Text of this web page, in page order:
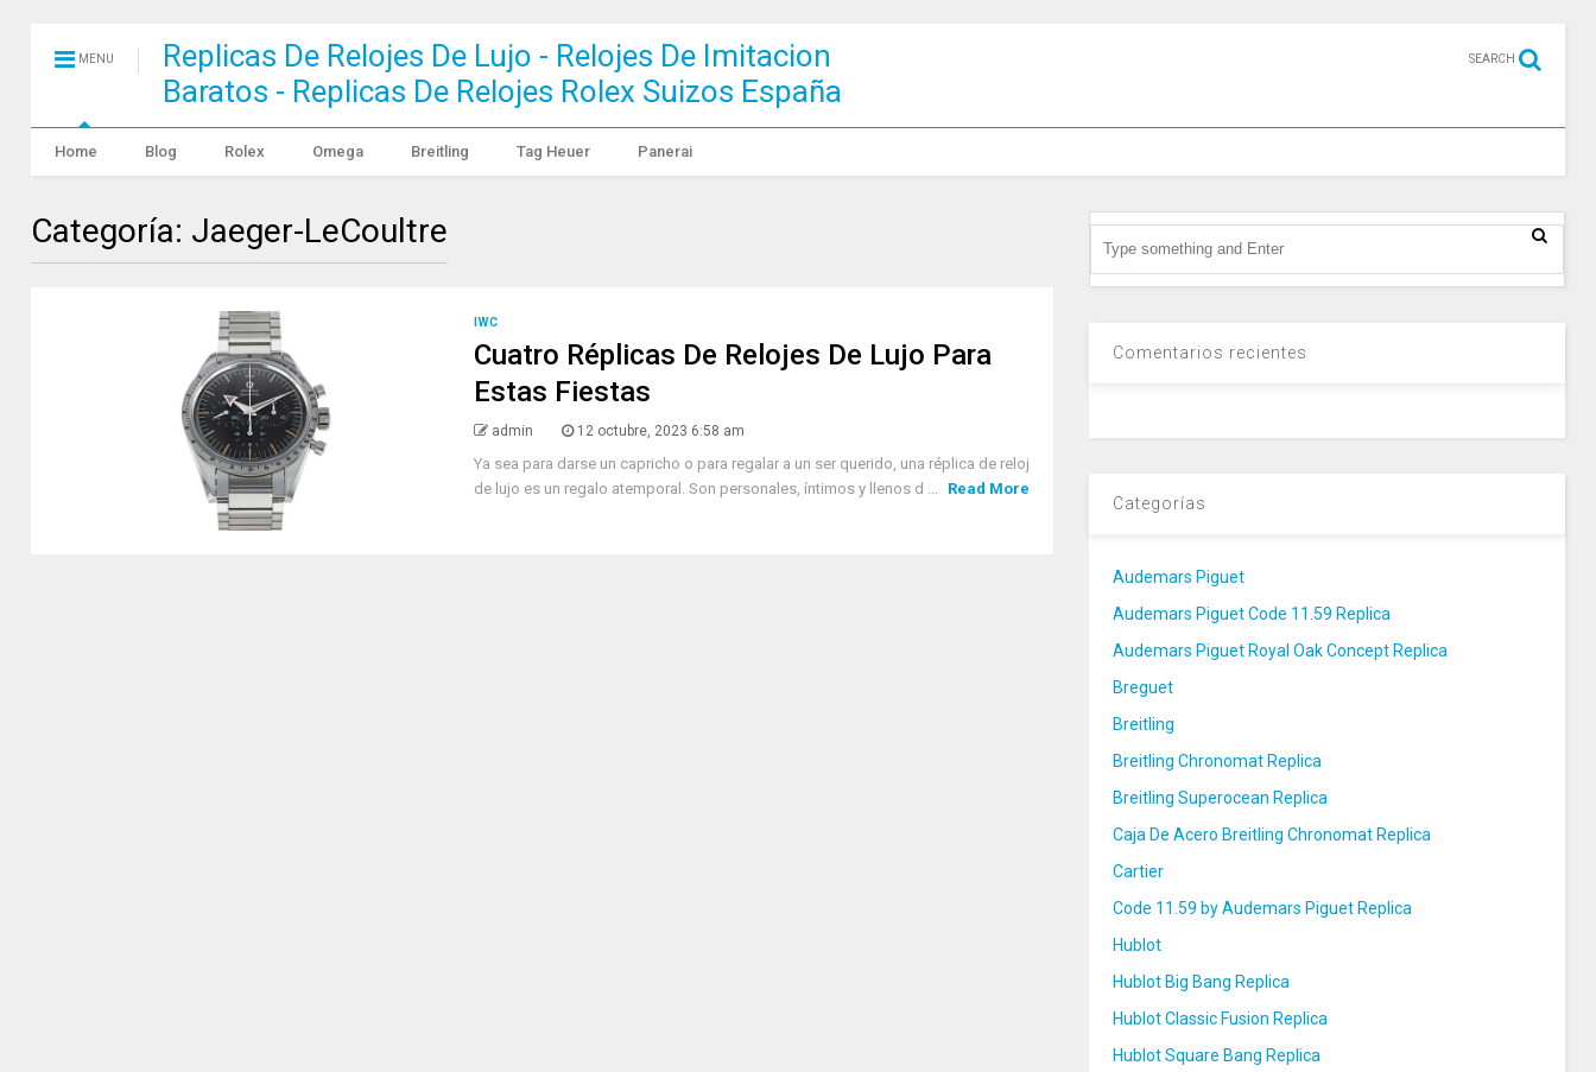
MENU
Replicas De Relojes De Lujo - Relojes De Imitacion
Baratos - Replicas De Relojes Rolex Suizos España
SEARCH
Home Blog Rolex Omega Breitling Tag Heuer Panerai
Categoría: Jaeger-LeCoultre
IWC
Cuatro Réplicas De Relojes De Lujo Para
Estas Fiestas
admin 12 octubre, 2023 6:58 am
Ya sea para darse un capricho o para regalar a un ser querido, una réplica de reloj
de lujo es un regalo atemporal. Son personales, íntimos y llenos d ...
Read More
Comentarios recientes
Categorías
Audemars Piguet
Audemars Piguet Code 11.59 Replica
Audemars Piguet Royal Oak Concept Replica
Breguet
Breitling
Breitling Chronomat Replica
Breitling Superocean Replica
Caja De Acero Breitling Chronomat Replica
Cartier
Code 11.59 by Audemars Piguet Replica
Hublot
Hublot Big Bang Replica
Hublot Classic Fusion Replica
Hublot Square Bang Replica